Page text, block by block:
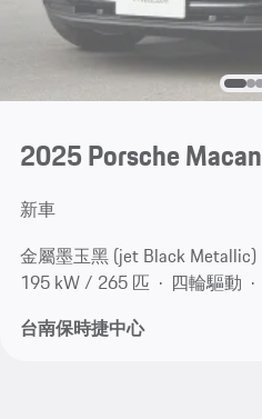
2025 Porsche Macan
新車
金屬墨玉黑 (jet Black Metallic)
195 kW / 265 匹
四輪驅動
台南保時捷中心